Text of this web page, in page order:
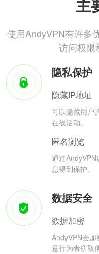
主
使用AndyVPN有许多
访问权限
隐私保护
隐藏IP地址
可以隐藏用户
在线活动。
匿名浏览
通过
息得到保护。
数据安全
数据加密
AndyVPN会
意行为者窃取